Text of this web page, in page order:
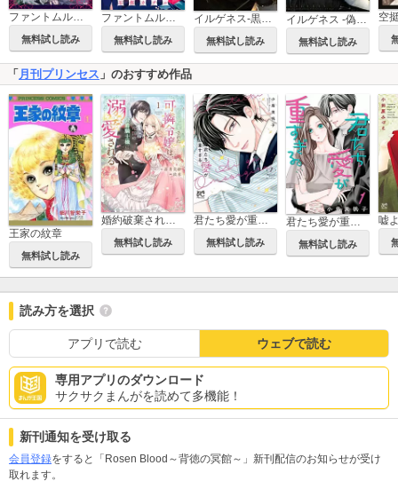
ファントムルース～魔女が夢見た最後の楽園～
無料試し読み
ファントムルース～魔女が夢見た最後の楽園～(話売り)
無料試し読み
イルゲネス-黒耀の軌跡-
無料試し読み
イルゲネス -偽翼の交響曲-
無料試し読み
空
「 月刊プリンセス 」のおすすめ作品
王家の紋章
無料試し読み
婚約破棄された可憐令嬢は、帝国の公爵騎士様に溺愛される【電子単行本】
無料試し読み
君たち愛が重すぎる。
無料試し読み
君たち愛が重すぎる。(話売り)
無料試し読み
読み方を選択
アプリで読む ウェブで読む
専用アプリのダウンロード
サクサクまんがを読めて多機能！
新刊通知を受け取る
会員登録をすると「Rosen Blood～背徳の冥館～」新刊配信のお知らせが受け
取れます。